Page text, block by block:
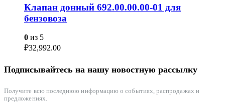
Клапан донный 692.00.00.00-01 для
бензовоза
0 из 5
₽32,992.00
Подписывайтесь на нашу новостную рассылку
Получите всю последнюю информацию о событиях, распродажах и
предложениях.